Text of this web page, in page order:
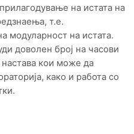
на истата на
т.е.
модуларност на истата.
доволен број на часови
кои може да
како и работа со